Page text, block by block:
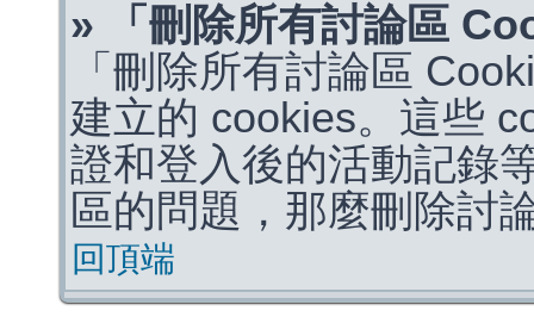
» 「刪除所有討論區
「刪除所有討論區
建立的 cookies。這些
證和登入後的活動記錄
區的問題，那麼刪除討
回頂端